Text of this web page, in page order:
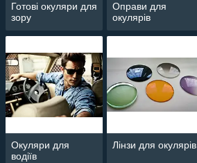
Готові окуляри для
зору
Оправи для
окулярів
Окуляри для
водіїв
Лінзи для окулярів